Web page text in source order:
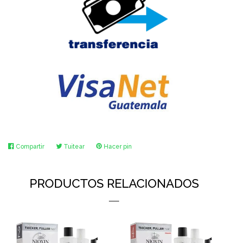
CompartirCompartirTuitearTuitearHacer pin
PRODUCTOS RELACIONADOS